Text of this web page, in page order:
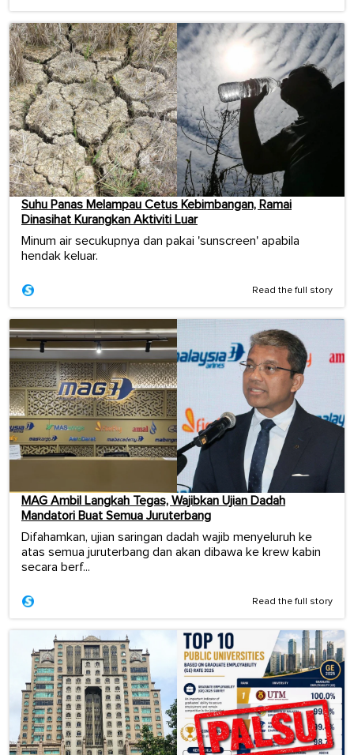
Suhu Panas Melampau Cetus Kebimbangan, Ramai
Dinasihat Kurangkan Aktiviti Luar
Minum air secukupnya dan pakai 'sunscreen' apabila
hendak keluar.
Read the full story
MAG Ambil Langkah Tegas, Wajibkan Ujian Dadah
Mandatori Buat Semua Juruterbang
Difahamkan, ujian saringan dadah wajib menyeluruh ke
atas semua juruterbang dan akan dibawa ke krew kabin
secara berf...
Read the full story